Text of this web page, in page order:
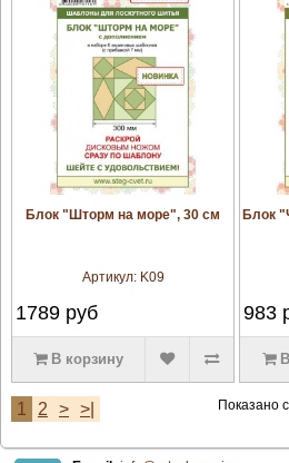
увеличить
Блок "Шторм на море", 30 см
Артикул: K09
1789руб
В корзину
Блок
983
1 2 > >| Показано